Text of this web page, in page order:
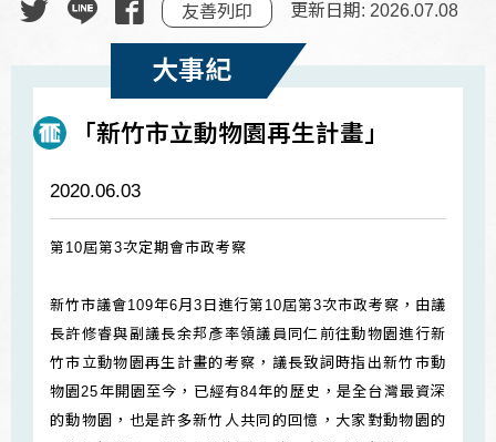
友善列印 更新日期: 2026.07.08
大事紀
「新竹市立動物園再生計畫」
2020.06.03
第10屆第3次定期會市政考察
新竹市議會109年6月3日進行第10屆第3次市政考察，由議
長許修睿與副議長余邦彥率領議員同仁前往動物園進行新
竹市立動物園再生計畫的考察，議長致詞時指出新竹市動
物園25年開園至今，已經有84年的歷史，是全台灣最資深
的動物園，也是許多新竹人共同的回憶，大家對動物園的